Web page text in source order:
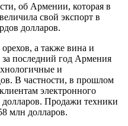
об Армении, которая в
свой экспорт в
долларов.
а также вина и
за последний год Армения
и
В частности, в прошлом
электронного
Продажи техники
млн долларов.